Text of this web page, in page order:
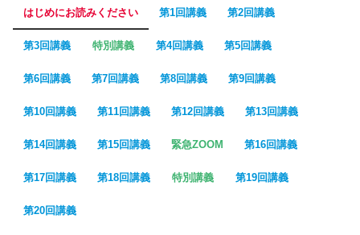
はじめにお読みください 第1回講義 第2回講義
第3回講義 特別講義 第4回講義 第5回講義
第6回講義 第7回講義 第8回講義 第9回講義
第10回講義 第11回講義 第12回講義 第13回講義
第14回講義 第15回講義 緊急ZOOM 第16回講義
第17回講義 第18回講義 特別講義 第19回講義
第20回講義